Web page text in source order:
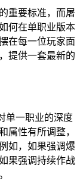
重要标准，而屠
何在单职业版本
在每一位玩家面
提供一套最新的
单一职业的深度
属性有所调整，
如，如果强调爆
果强调持续作战